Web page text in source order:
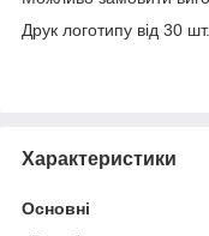
Друк логотипу від 30 шт.
Характеристики
Основні